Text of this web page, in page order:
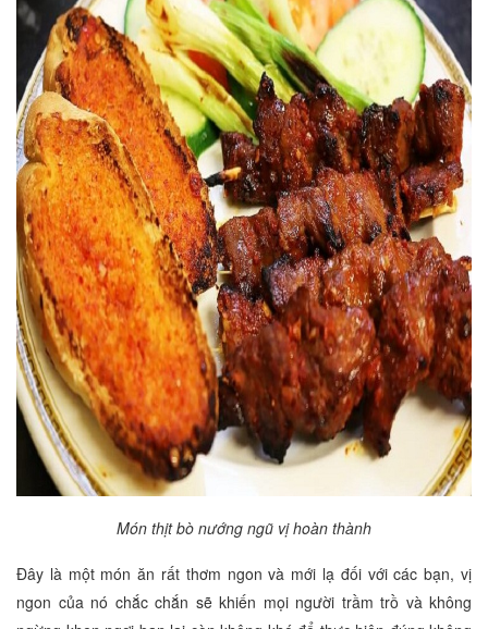
Món thịt bò nướng ngũ vị hoàn thành
Đây là một món ăn rất thơm ngon và mới lạ đối với các bạn, vị
ngon của nó chắc chắn sẽ khiến mọi người trầm trồ và không